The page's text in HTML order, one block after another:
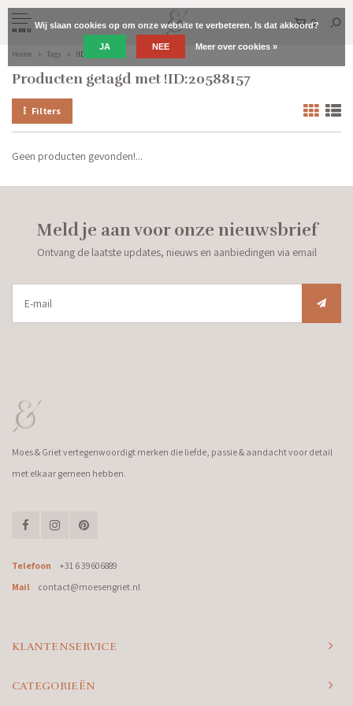
MENU
0
Home Tags !ID:20588157
Producten getagd met !ID:20588157
Filters
Geen producten gevonden!...
Meld je aan voor onze nieuwsbrief
Ontvang de laatste updates, nieuws en aanbiedingen via email
Moes & Griet vertegenwoordigt merken die liefde, passie & aandacht voor detail
met elkaar gemeen hebben.
Telefoon
+31 6 39606889
Mail
contact@moesengriet.nl
KLANTENSERVICE
CATEGORIEËN
Wij slaan cookies op om onze website te verbeteren. Is dat akkoord?
JA NEE Meer over cookies »